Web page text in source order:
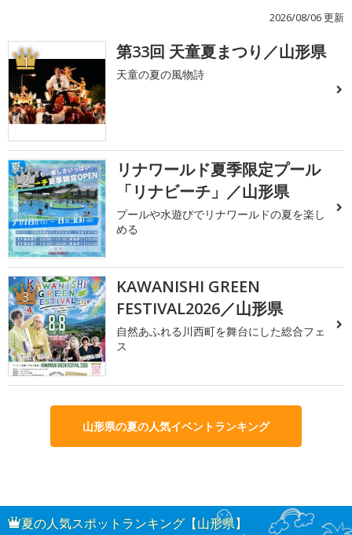
2026/08/06 更新
1 第33回 天童夏まつり／山形県
天童の夏の風物詩
2
リナワールド夏季限定プール
「リナビーチ」／山形県
プールや水遊びでリナワールドの夏を楽し
める
3
KAWANISHI GREEN
FESTIVAL2026／山形県
自然あふれる川西町を舞台にした総合フェ
ス
山形県の夏の人気イベントランキング
夏の人気スポットランキング【山形県】